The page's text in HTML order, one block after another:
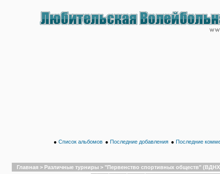
● Список альбомов ● Последние добавления ● Последние
Главная > Различные турниры > "Первенство спортивных обществ"